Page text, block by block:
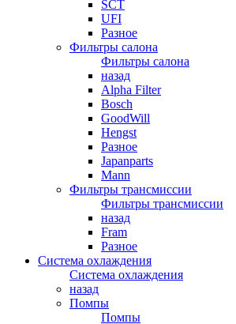
SCT
UFI
Разное
Фильтры салона
Фильтры салона
назад
Alpha Filter
Bosch
GoodWill
Hengst
Разное
Japanparts
Mann
Фильтры трансмиссии
Фильтры трансмиссии
назад
Fram
Разное
Система охлаждения
Система охлаждения
назад
Помпы
Помпы